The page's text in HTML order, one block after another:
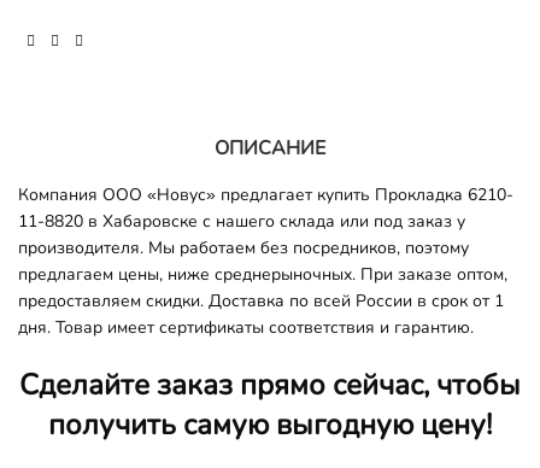
ОПИСАНИЕ
Компания ООО «Новус» предлагает купить Прокладка 6210-
11-8820 в Хабаровске с нашего склада или под заказ у
производителя. Мы работаем без посредников, поэтому
предлагаем цены, ниже среднерыночных. При заказе оптом,
предоставляем скидки. Доставка по всей России в срок от 1
дня. Товар имеет сертификаты соответствия и гарантию.
Сделайте заказ прямо сейчас, чтобы
получить самую выгодную цену!